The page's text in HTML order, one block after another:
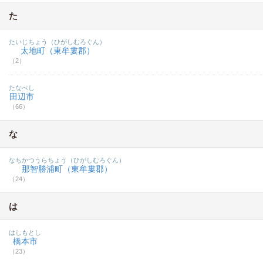
た
太地町（東牟婁郡）
（2）
たいじちょう（ひがしむろぐん）
田辺市
（66）
たなべし
な
那智勝浦町（東牟婁郡）
（24）
なちかつうらちょう（ひがしむろぐん）
は
橋本市
（23）
はしもとし